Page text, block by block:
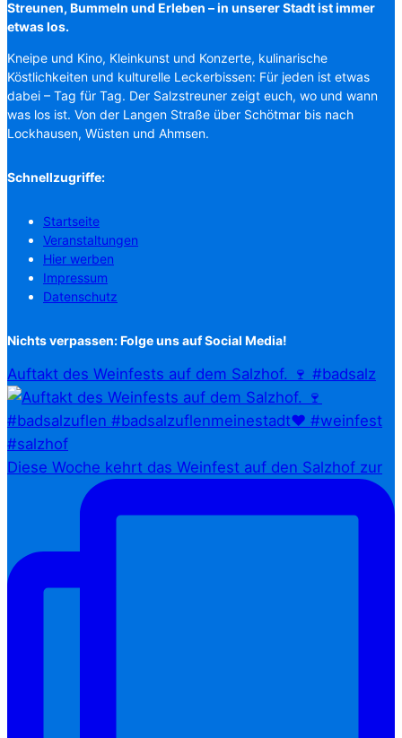
Streunen, Bummeln und Erleben – in unserer Stadt ist immer
etwas los.
Kneipe und Kino, Kleinkunst und Konzerte, kulinarische
Köstlichkeiten und kulturelle Leckerbissen: Für jeden ist etwas
dabei – Tag für Tag. Der Salzstreuner zeigt euch, wo und wann
was los ist. Von der Langen Straße über Schötmar bis nach
Lockhausen, Wüsten und Ahmsen.
Schnellzugriffe:
Startseite
Veranstaltungen
Hier werben
Impressum
Datenschutz
Nichts verpassen: Folge uns auf Social Media!
Auftakt des Weinfests auf dem Salzhof. 🍷 #badsalz
Diese Woche kehrt das Weinfest auf den Salzhof zur